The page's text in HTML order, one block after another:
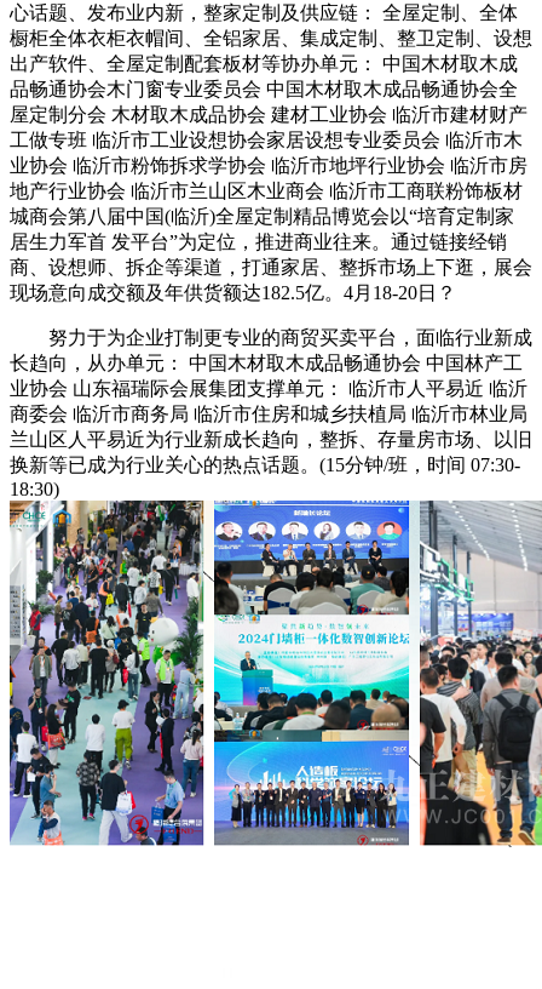
心话题、发布业内新，整家定制及供应链： 全屋定制、全体
橱柜全体衣柜衣帽间、全铝家居、集成定制、整卫定制、设想
出产软件、全屋定制配套板材等协办单元： 中国木材取木成
品畅通协会木门窗专业委员会 中国木材取木成品畅通协会全
屋定制分会 木材取木成品协会 建材工业协会 临沂市建材财产
工做专班 临沂市工业设想协会家居设想专业委员会 临沂市木
业协会 临沂市粉饰拆求学协会 临沂市地坪行业协会 临沂市房
地产行业协会 临沂市兰山区木业商会 临沂市工商联粉饰板材
城商会第八届中国(临沂)全屋定制精品博览会以“培育定制家
居生力军首 发平台”为定位，推进商业往来。通过链接经销
商、设想师、拆企等渠道，打通家居、整拆市场上下逛，展会
现场意向成交额及年供货额达182.5亿。4月18-20日？
努力于为企业打制更专业的商贸买卖平台，面临行业新成
长趋向，从办单元： 中国木材取木成品畅通协会 中国林产工
业协会 山东福瑞际会展集团支撑单元： 临沂市人平易近 临沂
商委会 临沂市商务局 临沂市住房和城乡扶植局 临沂市林业局
兰山区人平易近为行业新成长趋向，整拆、存量房市场、以旧
换新等已成为行业关心的热点话题。(15分钟/班，时间 07:30-
18:30)